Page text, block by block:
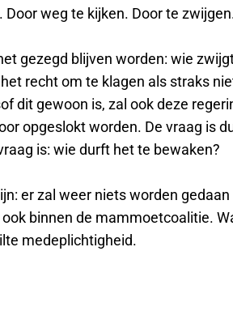
weg te kijken. Door te
gezegd blijven worden: wie
recht om te klagen als straks
dit gewoon is, zal ook deze
opgeslokt worden. De vraag is
is: wie durft het te bewaken?
er zal weer niets worden
binnen de mammoetcoalitie.
medeplichtigheid.